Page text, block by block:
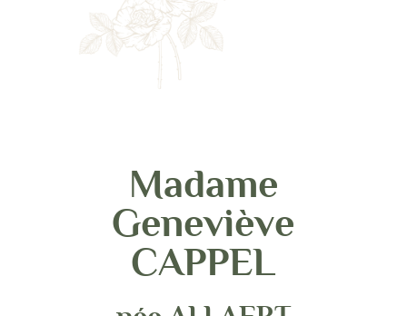
Madame
Geneviève
CAPPEL